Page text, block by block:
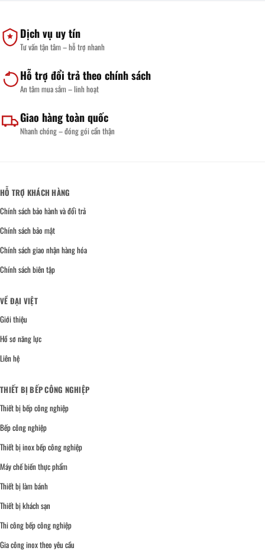
Dịch vụ uy tín
Tư vấn tận tâm – hỗ trợ nhanh
Hỗ trợ đổi trả theo chính sách
An tâm mua sắm – linh hoạt
Giao hàng toàn quốc
Nhanh chóng – đóng gói cẩn thận
HỖ TRỢ KHÁCH HÀNG
Chính sách bảo hành và đổi trả
Chính sách bảo mật
Chính sách giao nhận hàng hóa
Chính sách biên tập
VỀ ĐẠI VIỆT
Giới thiệu
Hồ sơ năng lực
Liên hệ
THIẾT BỊ BẾP CÔNG NGHIỆP
Thiết bị bếp công nghiệp
Bếp công nghiệp
Thiết bị inox bếp công nghiệp
Máy chế biến thực phẩm
Thiết bị làm bánh
Thiết bị khách sạn
Thi công bếp công nghiệp
Gia công inox theo yêu cầu